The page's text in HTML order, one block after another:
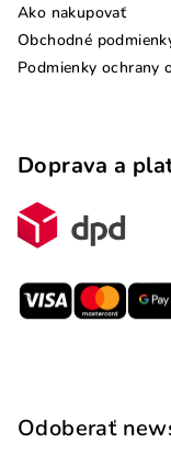
Ako nakupovať
Obchodné
Podmienky ochrany
Doprava a
Odoberať